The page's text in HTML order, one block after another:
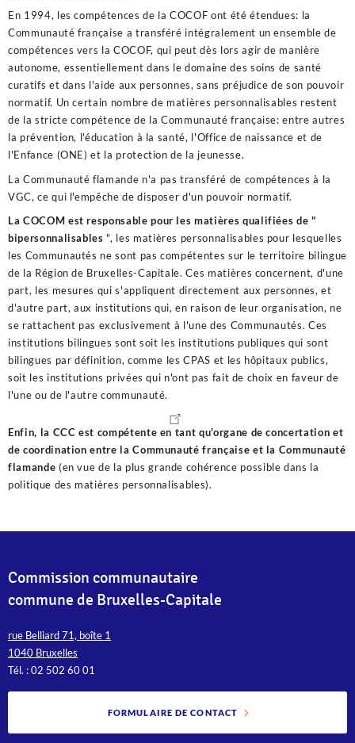
En 1994, les compétences de la COCOF ont été étendues: la
Communauté française a transféré intégralement un ensemble de
compétences vers la COCOF, qui peut dès lors agir de manière
autonome, essentiellement dans le domaine des soins de santé
curatifs et dans l'aide aux personnes, sans préjudice de son pouvoir
normatif. Un certain nombre de matières personnalisables restent
de la stricte compétence de la Communauté française: entre autres
la prévention, l'éducation à la santé, l'Office de naissance et de
l'Enfance (ONE) et la protection de la jeunesse.
Jos etsit luotettavaa ja viihdyttävää pelipaikkaa,Lumo kasino
vastaa varmasti odotuksiasi monipuolisuudellaan. Pelikirjasto
Många nya spelare letar efter extra mervärde vid start, och med en
Otto Casino bonus
kan du få en flygande start på ditt äventyr.
Genom att utnyttja aktuella erbjudanden får du mer tid att
utforska det breda spelutbudet och upptäcka nya spännande
funktioner. Se till att läsa villkoren för att maximera din
spelupplevelse på bästa sätt.
La Communauté flamande n'a pas transféré de compétences à la
VGC, ce qui l'empêche de disposer d'un pouvoir normatif.
La COCOM est responsable pour les matières qualifiées de "
bipersonnalisables ", les matières personnalisables pour lesquelles
les Communautés ne sont pas compétentes sur le territoire bilingue
de la Région de Bruxelles-Capitale. Ces matières concernent, d'une
part, les mesures qui s'appliquent directement aux personnes, et
d'autre part, aux institutions qui, en raison de leur organisation, ne
se rattachent pas exclusivement à l'une des Communautés. Ces
institutions bilingues sont soit les institutions publiques qui sont
bilingues par définition, comme les CPAS et les hôpitaux publics,
soit les institutions privées qui n'ont pas fait de choix en faveur de
l'une ou de l'autre communauté.
Enfin, la CCC est compétente en tant qu'organe de concertation et
de coordination entre la Communauté française et la Communauté
flamande (en vue de la plus grande cohérence possible dans la
politique des matières personnalisables).
Commission communautaire
commune de Bruxelles-Capitale
rue Belliard 71, boîte 1
1040 Bruxelles
Tél. : 02 502 60 01
FORMULAIRE DE CONTACT